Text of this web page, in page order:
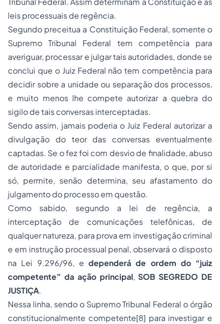
leis processuais de regência.
Segundo preceitua a Constituição Federal, somente o
Supremo Tribunal Federal tem competência para
averiguar, processar e julgar tais autoridades, donde se
conclui que o Juiz Federal não tem competência para
decidir sobre a unidade ou separação dos processos,
e muito menos lhe compete autorizar a quebra do
sigilo de tais conversas interceptadas.
Sendo assim, jamais poderia o Juiz Federal autorizar a
divulgação do teor das conversas eventualmente
captadas. Se o fez foi com desvio de finalidade, abuso
de autoridade e parcialidade manifesta, o que, por si
só, permite, senão determina, seu afastamento do
julgamento do processo em questão.
Como sabido, segundo a lei de regência, a
interceptação de comunicações telefônicas, de
qualquer natureza, para prova em investigação criminal
e em instrução processual penal, observará o disposto
na Lei 9.296/96, e dependerá de ordem do “juiz
competente” da ação principal,SOB SEGREDO DE
JUSTIÇA.
Nessa linha, sendo o Supremo Tribunal Federal o órgão
constitucionalmente competente[8] para investigar e